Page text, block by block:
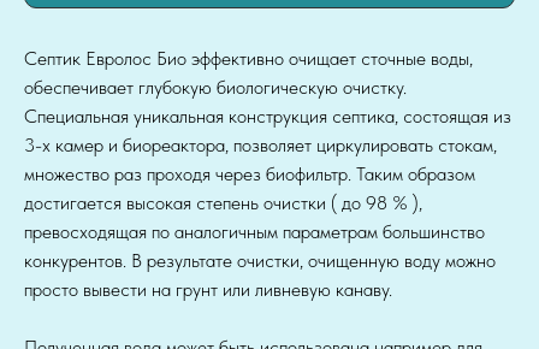
Септик Евролос Био эффективно очищает сточные воды,
обеспечивает глубокую биологическую очистку.
Специальная уникальная конструкция септика, состоящая из
3-х камер и биореактора, позволяет циркулировать стокам,
множество раз проходя через биофильтр. Таким образом
достигается высокая степень очистки ( до 98 % ),
превосходящая по аналогичным параметрам большинство
конкурентов. В результате очистки, очищенную воду можно
просто вывести на грунт или ливневую канаву.